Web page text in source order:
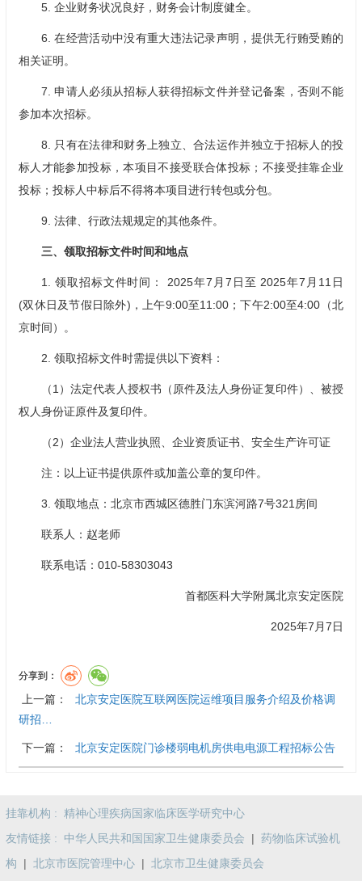
5. 企业财务状况良好，财务会计制度健全。
6. 在经营活动中没有重大违法记录声明，提供无行贿受贿的
相关证明。
7. 申请人必须从招标人获得招标文件并登记备案，否则不能
参加本次招标。
8. 只有在法律和财务上独立、合法运作并独立于招标人的投
标人才能参加投标，本项目不接受联合体投标；不接受挂靠企业
投标；投标人中标后不得将本项目进行转包或分包。
9. 法律、行政法规规定的其他条件。
三、领取招标文件时间和地点
1. 领取招标文件时间： 2025年7月7日至 2025年7月11日
(双休日及节假日除外)，上午9:00至11:00；下午2:00至4:00（北
京时间）。
2. 领取招标文件时需提供以下资料：
（1）法定代表人授权书（原件及法人身份证复印件）、被授
权人身份证原件及复印件。
（2）企业法人营业执照、企业资质证书、安全生产许可证
注：以上证书提供原件或加盖公章的复印件。
3. 领取地点：北京市西城区德胜门东滨河路7号321房间
联系人：赵老师
联系电话：010-58303043
首都医科大学附属北京安定医院
2025年7月7日
分享到：
上一篇：
北京安定医院互联网医院运维项目服务介绍及价格调
研招…
下一篇： 北京安定医院门诊楼弱电机房供电电源工程招标公告
挂靠机构 : 精神心理疾病国家临床医学研究中心
友情链接 : 中华人民共和国国家卫生健康委员会 | 药物临床试验机
构
| 北京市医院管理中心 | 北京市卫生健康委员会